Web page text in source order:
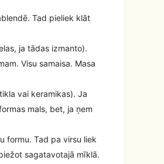
Tad pieliek klāt
ja tādas izmanto).
Visu samaisa. Masa
vai keramikas). Ja
mals, bet, ja ņem
formu. Tad pa virsu liek
sagatavotajā mīklā.